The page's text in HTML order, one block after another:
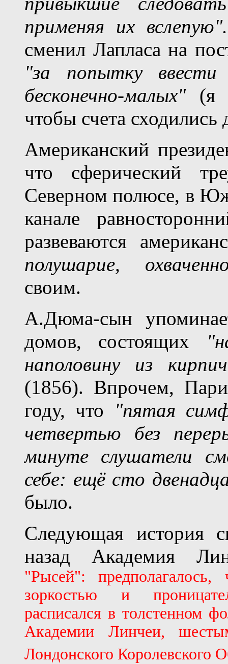
применяя их
сменил Лапласа на
"за попытку ввести
бесконечно-малых"(я
чтобы счета сходились
Американский
что сферический
Северном полюсе, в
канале
развеваются
полушарие,
своим.
А.Дюма-сын
домов, состоящих
наполовину из
(1856). Впрочем,
году, что
"пятая
четвертью без
минуте слушатели
себе: ещё сто
было.
Следующая история
назад Академия
"Рысей":
зоркостью и
расписался в толстенном
Академии Линчеи,
Лондонского Королевского